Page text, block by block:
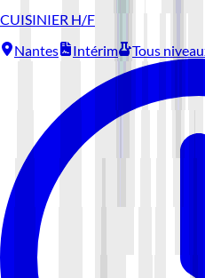
CUISINIER H/F
Nantes
Intérim Tous